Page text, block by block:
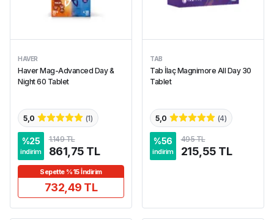
HAVER
Haver Mag-Advanced Day &
Night 60 Tablet
5,0 (1)
%25
indirim
1.149 TL
861,75 TL
Sepette %15 İndirim
732,49 TL
TAB
Tab İlaç Magnimore All Day 30
Tablet
5,0 (4)
%56
indirim
495 TL
215,55 TL